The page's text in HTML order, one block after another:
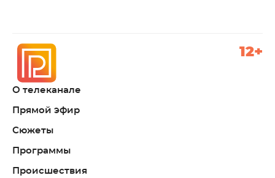
О телеканале
Прямой эфир
Сюжеты
Программы
Происшествия
12+